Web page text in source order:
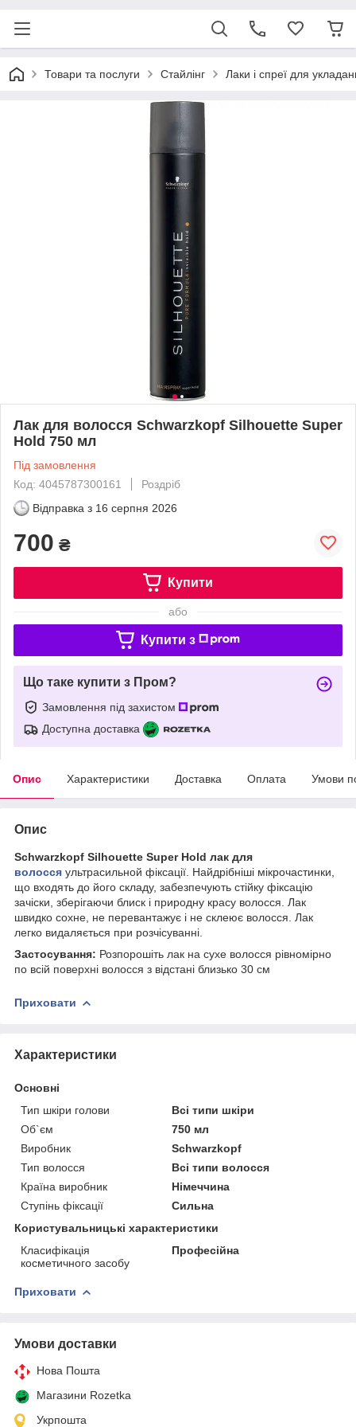
Товари та послуги Стайлінг Лаки і спреї для
Лак для волосся Schwarzkopf Silhouette Super
Hold 750 мл
Під замовлення
Код: 4045787300161
Роздріб
Відправка з 16 серпня 2026
700 ₴
Купити
або
Купити з
Що таке купити з Пром?
Замовлення під захистом
Доступна доставка
Опис Характеристики Доставка Оплата Умови
Опис
Schwarzkopf Silhouette Super Hold лак для
волосся ультрасильной фіксації. Найдрібніші мікрочастинки,
що входять до його складу, забезпечують стійку фіксацію
зачіски, зберігаючи блиск і природну красу волосся. Лак
швидко сохне, не перевантажує і не склеює волосся. Лак
легко видаляється при розчісуванні.
Застосування: Розпорошіть лак на сухе волосся рівномірно
по всій поверхні волосся з відстані близько 30 см
Приховати
Характеристики
Основні
Тип шкіри голови
Всі типи шкіри
Об`єм
750 мл
Виробник
Schwarzkopf
Тип волосся
Всі типи волосся
Країна виробник
Німеччина
Ступінь фіксації
Сильна
Користувальницькі характеристики
Класифікація
косметичного засобу
Професійна
Приховати
Умови доставки
Нова Пошта
Магазини Rozetka
Укрпошта